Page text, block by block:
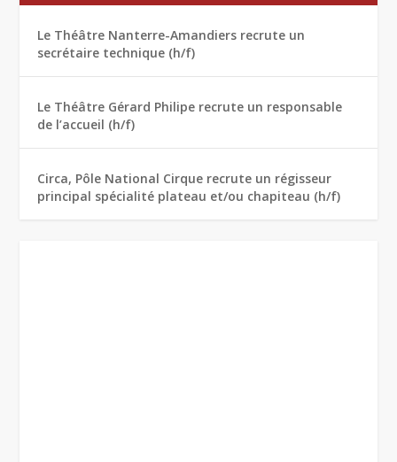
Le Théâtre Nanterre-Amandiers recrute un
secrétaire technique (h/f)
Le Théâtre Gérard Philipe recrute un responsable
de l’accueil (h/f)
Circa, Pôle National Cirque recrute un régisseur
principal spécialité plateau et/ou chapiteau (h/f)